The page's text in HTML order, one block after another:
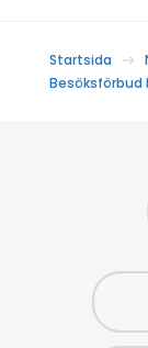
Startsida
Besöksförbud